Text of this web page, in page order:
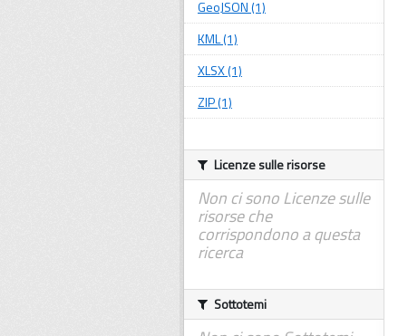
GeoJSON (1)
KML (1)
XLSX (1)
ZIP (1)
Licenze sulle risorse
Non ci sono Licenze sulle
risorse che
corrispondono a questa
ricerca
Sottotemi